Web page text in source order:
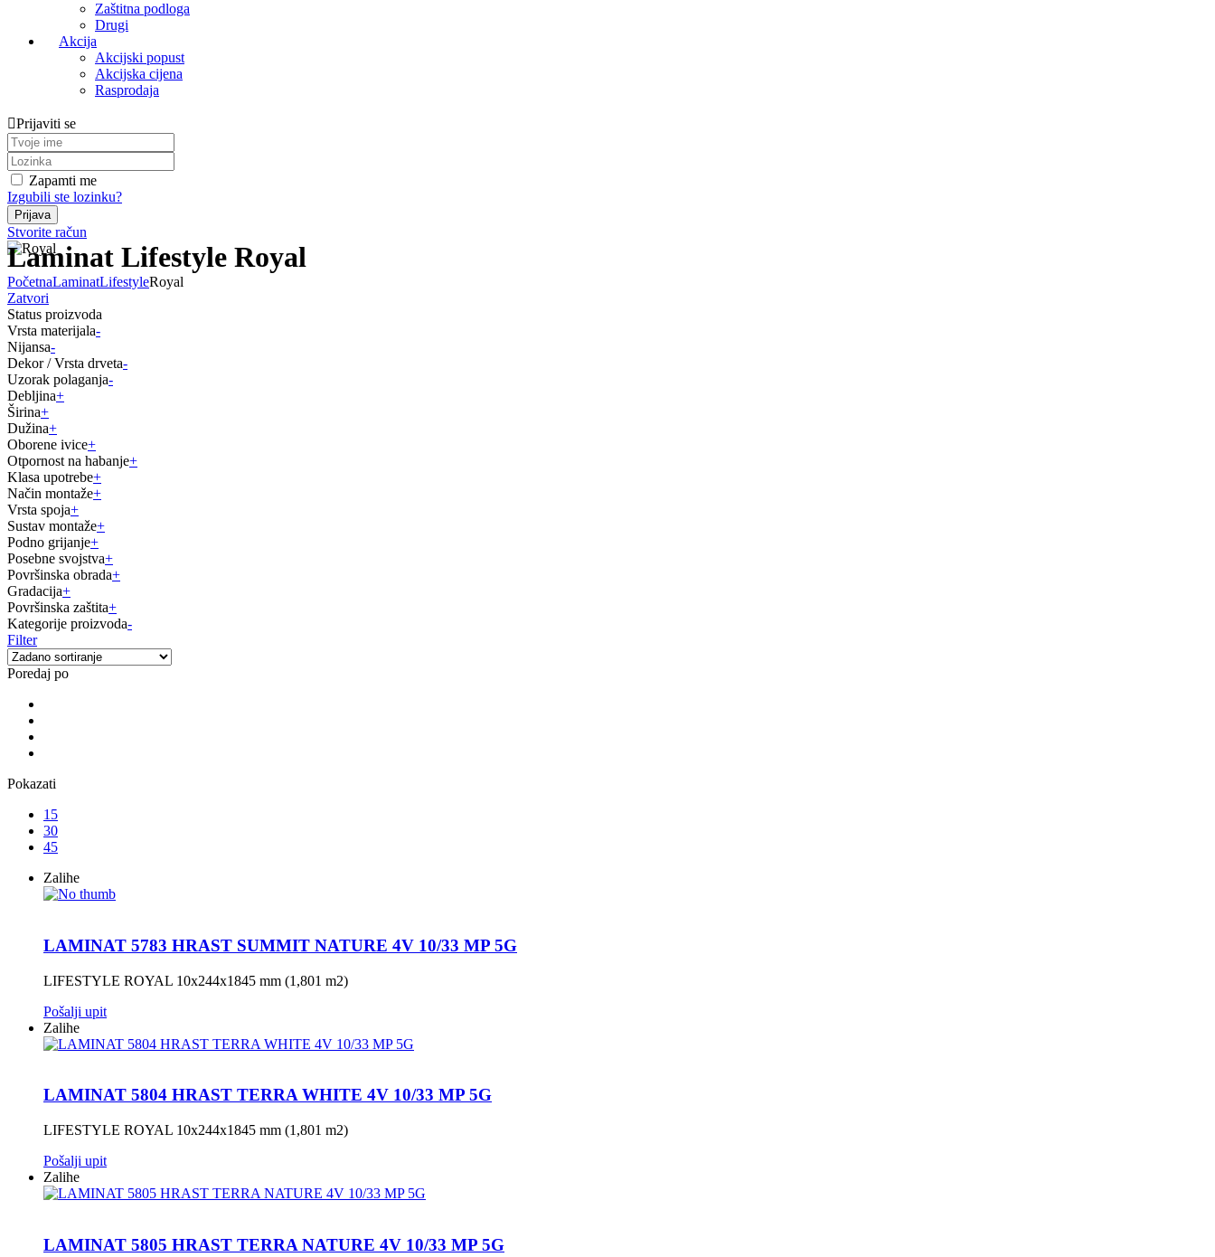
Zaštitna podloga
Drugi
Akcija
Akcijski popust
Akcijska cijena
Rasprodaja
Prijaviti se
Zapamti me
Izgubili ste lozinku?
Stvorite račun
Laminat Lifestyle Royal
PočetnaLaminatLifestyleRoyal
Zatvori
Status proizvoda
Vrsta materijala-
Nijansa-
Dekor / Vrsta drveta-
Uzorak polaganja-
Debljina+
Širina+
Dužina+
Oborene ivice+
Otpornost na habanje+
Klasa upotrebe+
Način montaže+
Vrsta spoja+
Sustav montaže+
Podno grijanje+
Posebne svojstva+
Površinska obrada+
Gradacija+
Površinska zaštita+
Kategorije proizvoda-
Filter
Poredaj po
Pokazati
15
30
45
Zalihe
LAMINAT 5783 HRAST SUMMIT NATURE 4V 10/33 MP 5G
LIFESTYLE ROYAL 10x244x1845 mm (1,801 m2)
Pošalji upit
Zalihe
LAMINAT 5804 HRAST TERRA WHITE 4V 10/33 MP 5G
LIFESTYLE ROYAL 10x244x1845 mm (1,801 m2)
Pošalji upit
Zalihe
LAMINAT 5805 HRAST TERRA NATURE 4V 10/33 MP 5G